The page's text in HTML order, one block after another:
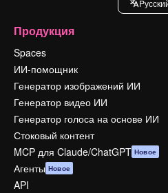
Продукция
Spaces
ИИ-помощник
Генератор изображений ИИ
Генератор видео ИИ
Генератор голоса на основе ИИ
Стоковый контент
MCP для Claude/ChatGPT Новое
Агенты Новое
API